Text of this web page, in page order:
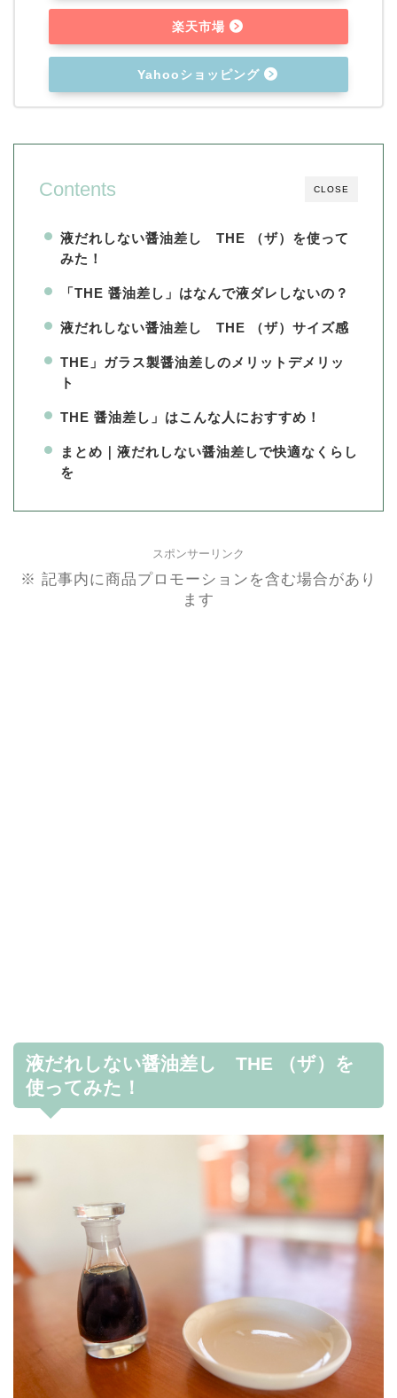
楽天市場
Yahooショッピング
CLOSE
Contents
液だれしない醤油差し THE （ザ）を使って
みた！
「THE 醤油差し」はなんで液ダレしないの？
液だれしない醤油差し THE （ザ）サイズ感
THE」ガラス製醤油差しのメリットデメリッ
ト
THE 醤油差し」はこんな人におすすめ！
まとめ｜液だれしない醤油差しで快適なくらし
を
スポンサーリンク
※ 記事内に商品プロモーションを含む場合があり
ます
液だれしない醤油差し THE （ザ）を
使ってみた！